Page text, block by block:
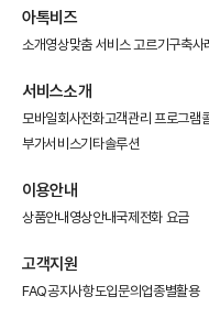
아톡비즈
소개영상맞춤 서비스 고르기구축사
서비스소개
모바일회사전화고객관리 프로그램
부가서비스기타솔루션
이용안내
상품안내 영상안내국제전화 요금
고객지원
FAQ공지사항도입문의 업종별활용